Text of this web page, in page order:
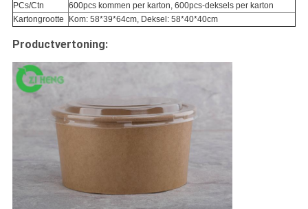
PCs/Ctn
600pcs kommen per karton, 600pcs-deksels per karton
Kartongrootte
Kom: 58*39*64cm, Deksel: 58*40*40cm
Productvertoning: